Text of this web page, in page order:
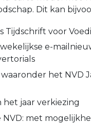
Dit kan
Tijdschrift voor
wekelijkse e-
het NVD
het jaar verkiezing
NVD: met